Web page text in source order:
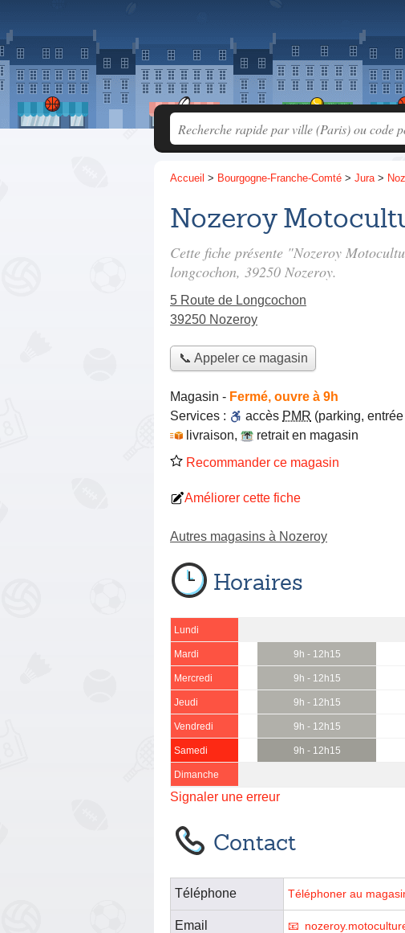
Accueil > Bourgogne-Franche-Comté > Jura>
Nozeroy
Cette fiche présente "Nozeroy
longcochon, 39250 Nozeroy.
5 Route de Longcochon
39250 Nozeroy
📞 Appeler ce magasin
Magasin - Fermé, ouvre à 9h
Services :
accès PMR (parking,
livraison,
retrait en magasin
Recommander ce magasin
Améliorer cette fiche
Autres magasins à Nozeroy
Horaires
Lundi
Mardi 9h - 12h15
Mercredi 9h - 12h15
Jeudi 9h - 12h15
Vendredi 9h - 12h15
Samedi 9h - 12h15
Dimanche
Signaler une erreur
Contact
Téléphone Téléphoner au
Email